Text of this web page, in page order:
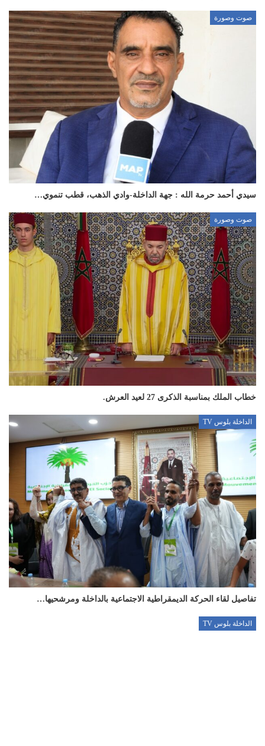
صوت وصورة
سيدي أحمد حرمة الله : جهة الداخلة-وادي الذهب، قطب تنموي…
صوت وصورة
خطاب الملك بمناسبة الذكرى 27 لعيد العرش.
الداخلة بلوس TV
تفاصيل لقاء الحركة الديمقراطية الاجتماعية بالداخلة ومرشحيها…
الداخلة بلوس TV